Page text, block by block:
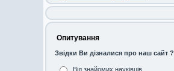
Опитування
Звідки Ви дізналися про наш сайт ?
Від знайомих науківців